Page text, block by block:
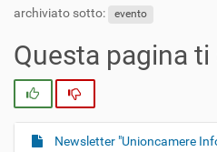
archiviato sotto: evento
Questa pagina
N
Newsletter "Unioncamere